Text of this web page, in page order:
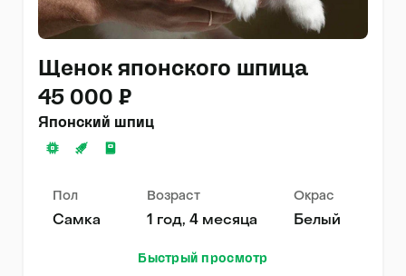
Щенок японского шпица
45 000 ₽
Японский шпиц
Пол
Самка
Возраст
1 год, 4 месяца
Окрас
Белый
Быстрый просмотр